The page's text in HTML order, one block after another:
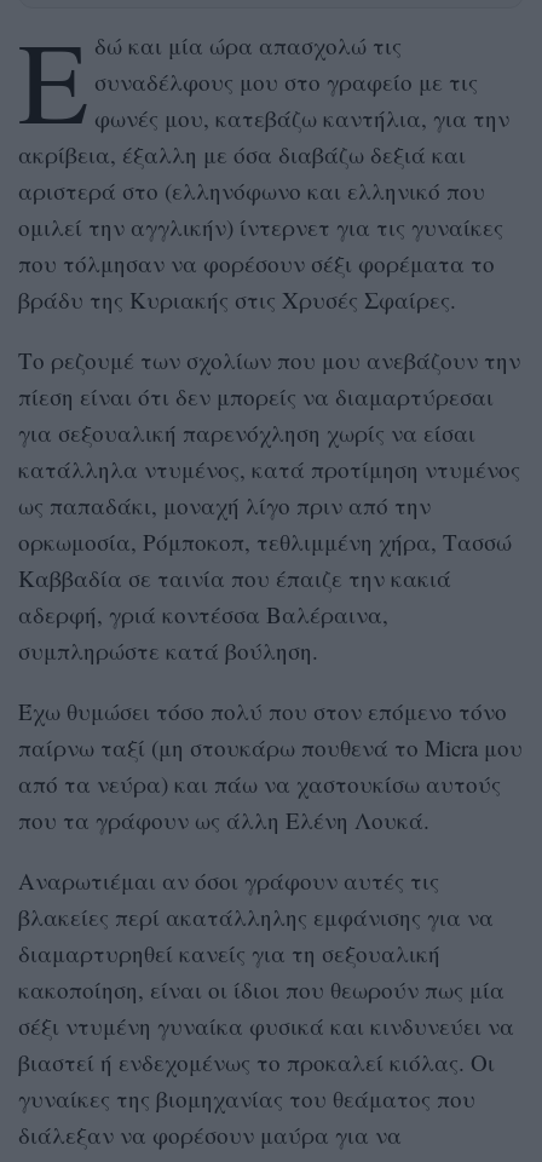
Ε δώ και μία ώρα απασχολώ τις
συναδέλφους μου στο γραφείο με τις
φωνές μου, κατεβάζω καντήλια, για την
ακρίβεια, έξαλλη με όσα διαβάζω δεξιά και
αριστερά στο (ελληνόφωνο και ελληνικό που
ομιλεί την αγγλικήν) ίντερνετ για τις γυναίκες
που τόλμησαν να φορέσουν σέξι φορέματα το
βράδυ της Κυριακής στις Χρυσές Σφαίρες.
Το ρεζουμέ των σχολίων που μου ανεβάζουν την
πίεση είναι ότι δεν μπορείς να διαμαρτύρεσαι
για σεξουαλική παρενόχληση χωρίς να είσαι
κατάλληλα ντυμένος, κατά προτίμηση ντυμένος
ως παπαδάκι, μοναχή λίγο πριν από την
ορκωμοσία, Ρόμποκοπ, τεθλιμμένη χήρα, Τασσώ
Καββαδία σε ταινία που έπαιζε την κακιά
αδερφή, γριά κοντέσσα Βαλέραινα,
συμπληρώστε κατά βούληση.
Έχω θυμώσει τόσο πολύ που στον επόμενο τόνο
παίρνω ταξί (μη στουκάρω πουθενά το Micra μου
από τα νεύρα) και πάω να χαστουκίσω αυτούς
που τα γράφουν ως άλλη Ελένη Λουκά.
Αναρωτιέμαι αν όσοι γράφουν αυτές τις
βλακείες περί ακατάλληλης εμφάνισης για να
διαμαρτυρηθεί κανείς για τη σεξουαλική
κακοποίηση, είναι οι ίδιοι που θεωρούν πως μία
σέξι ντυμένη γυναίκα φυσικά και κινδυνεύει να
βιαστεί ή ενδεχομένως το προκαλεί κιόλας. Οι
γυναίκες της βιομηχανίας του θεάματος που
διάλεξαν να φορέσουν μαύρα για να